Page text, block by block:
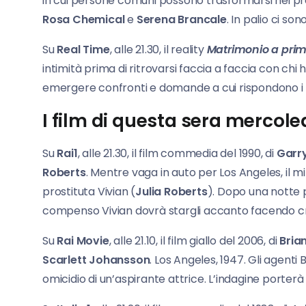
Rosa Chemicale Serena Brancale. In palio ci
SuReal Time, alle 21.30, il realityMatrimonio a
intimità prima di ritrovarsi faccia a faccia con chi
emergere confronti e domande a cui rispondono
I film di questa sera
SuRai1, alle 21.30, il film commedia del 1990, di
Roberts. Mentre vaga in auto per Los Angeles, il
prostituta Vivian (Julia Roberts). Dopo una notte
compenso Vivian dovrà stargli accanto facendo
SuRai Movie, alle 21.10, il film giallo del 2006, di
Scarlett Johansson. Los Angeles, 1947. Gli
omicidio di un’aspirante attrice. L’indagine